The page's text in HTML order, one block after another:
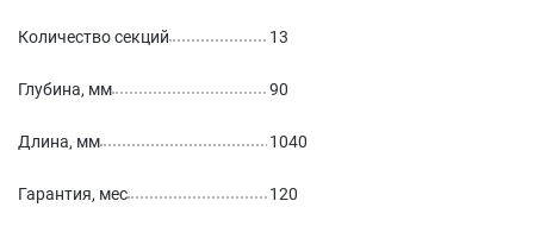
Количество секций 13
Глубина, мм 90
Длина, мм 1040
Гарантия, мес 120